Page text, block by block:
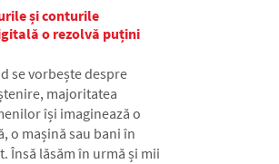
chiar dacă mulți
nu au auzit niciodată
această abreviere,
funcționează, de ce
internetului este
în diferite locuri din
și de ce internetul de
și conturile
o rezolvă puțini
se vorbește despre
majoritatea
își imaginează o
o mașină sau bani în
Însă lăsăm în urmă și mii